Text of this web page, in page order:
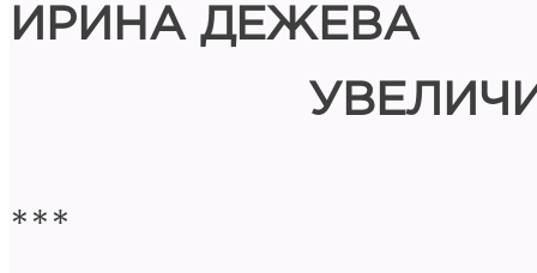
ИРИНА ДЕЖЕВА
***